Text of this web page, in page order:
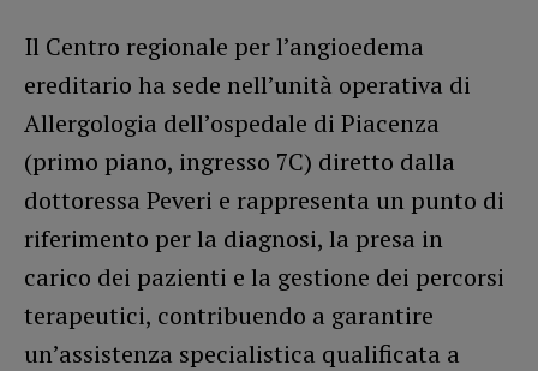
Il Centro regionale per l’angioedema
ereditario ha sede nell’unità operativa di
Allergologia dell’ospedale di Piacenza
(primo piano, ingresso 7C) diretto dalla
dottoressa Peveri e rappresenta un punto di
riferimento per la diagnosi, la presa in
carico dei pazienti e la gestione dei percorsi
terapeutici, contribuendo a garantire
un’assistenza specialistica qualificata a